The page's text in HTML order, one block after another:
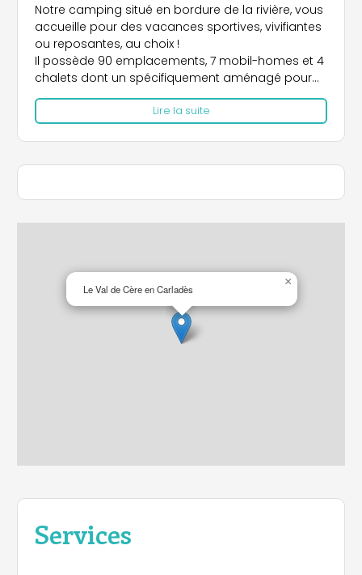
Notre camping situé en bordure de la rivière, vous
accueille pour des vacances sportives, vivifiantes
ou reposantes, au choix !
Il possède 90 emplacements, 7 mobil-homes et 4
chalets dont un spécifiquement aménagé pour
personnes à mobilité réduite.
Le camping est situé à 800 mètres du centre du
bourg où se trouvent tous les commerces et
services.
Ouverture 2014 : du 14 juin au 14 septembre
Lire la suite
Le Val de Cère en Carladès
×
Services